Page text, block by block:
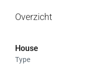
Overzicht
House
Type